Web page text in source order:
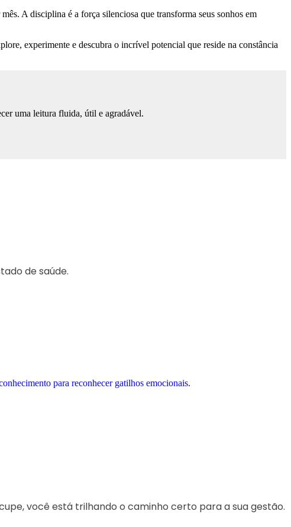
A disciplina é a força silenciosa que transforma seus sonhos em
experimente e descubra o incrível potencial que reside na constância
uma leitura fluida, útil e agradável.
de saúde.
você está trilhando o caminho certo para a sua gestão.